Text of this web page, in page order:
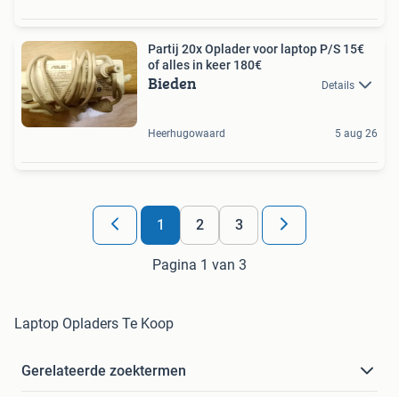
Partij 20x Oplader voor laptop P/S 15€
of alles in keer 180€
Bieden Details
Heerhugowaard 5 aug 26
1 2 3
Pagina 1 van 3
Laptop Opladers Te Koop
Gerelateerde zoektermen